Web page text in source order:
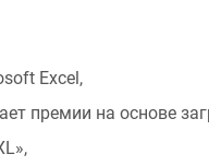
Excel,
премии на основе